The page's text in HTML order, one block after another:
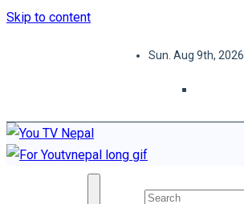
Skip to content
Sun. Aug 9th, 2026